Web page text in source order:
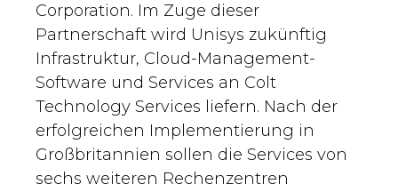
Corporation. Im Zuge dieser
Partnerschaft wird Unisys zukünftig
Infrastruktur, Cloud-Management-
Software und Services an Colt
Technology Services liefern. Nach der
erfolgreichen Implementierung in
Großbritannien sollen die Services von
sechs weiteren Rechenzentren